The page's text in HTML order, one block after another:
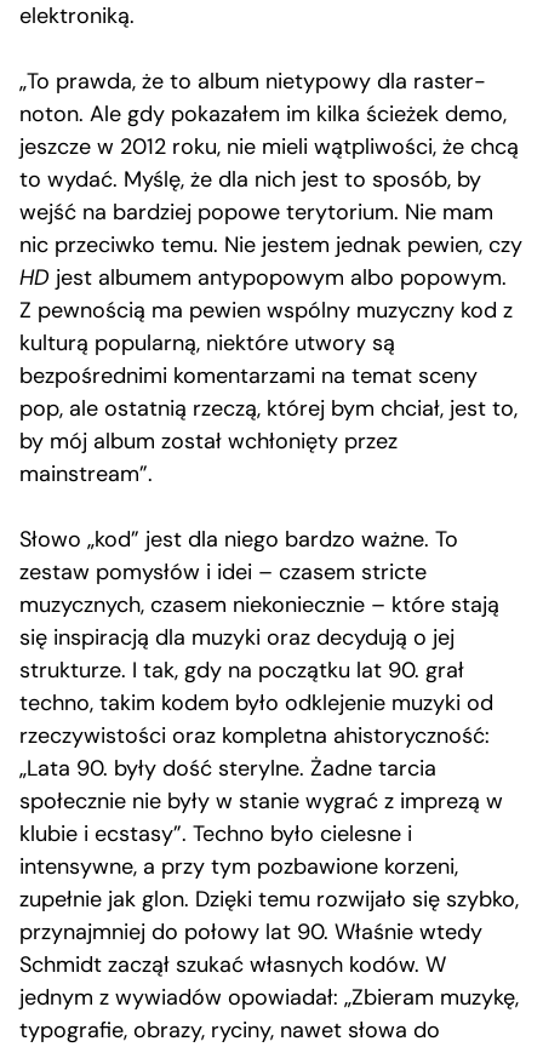
elektroniką.
„To prawda, że to album nietypowy dla raster-
noton. Ale gdy pokazałem im kilka ścieżek demo,
jeszcze w 2012 roku, nie mieli wątpliwości, że chcą
to wydać. Myślę, że dla nich jest to sposób, by
wejść na bardziej popowe terytorium. Nie mam
nic przeciwko temu. Nie jestem jednak pewien, czy
HD jest albumem antypopowym albo popowym.
Z pewnością ma pewien wspólny muzyczny kod z
kulturą popularną, niektóre utwory są
bezpośrednimi komentarzami na temat sceny
pop, ale ostatnią rzeczą, której bym chciał, jest to,
by mój album został wchłonięty przez
mainstream”.
Słowo „kod” jest dla niego bardzo ważne. To
zestaw pomysłów i idei – czasem stricte
muzycznych, czasem niekoniecznie – które stają
się inspiracją dla muzyki oraz decydują o jej
strukturze. I tak, gdy na początku lat 90. grał
techno, takim kodem było odklejenie muzyki od
rzeczywistości oraz kompletna ahistoryczność:
„Lata 90. były dość sterylne. Żadne tarcia
społecznie nie były w stanie wygrać z imprezą w
klubie i ecstasy”. Techno było cielesne i
intensywne, a przy tym pozbawione korzeni,
zupełnie jak glon. Dzięki temu rozwijało się szybko,
przynajmniej do połowy lat 90. Właśnie wtedy
Schmidt zaczął szukać własnych kodów. W
jednym z wywiadów opowiadał: „Zbieram muzykę,
typografie, obrazy, ryciny, nawet słowa do